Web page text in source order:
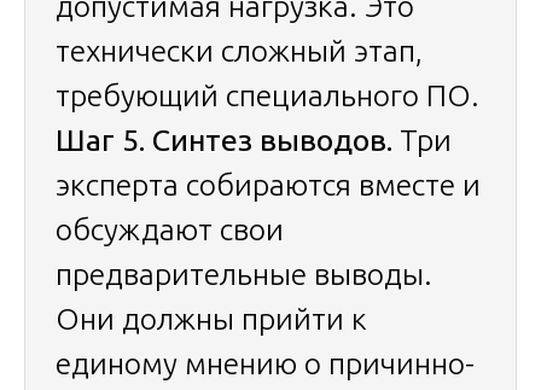
технически сложный этап,
требующий специального ПО.
Шаг 5. Синтез выводов. Три
эксперта собираются вместе и
обсуждают свои
предварительные выводы.
Они должны прийти к
единому мнению о причинно-